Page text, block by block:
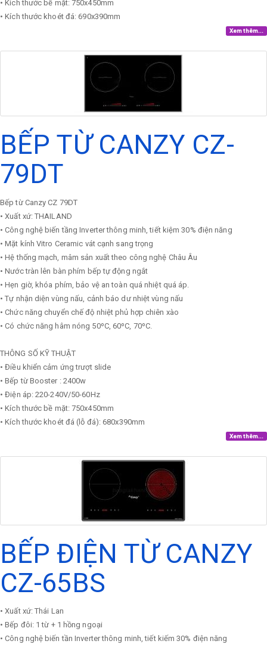
• Kích thước bề mặt: 750x450mm
• Kích thước khoét đá: 690x390mm
Xem thêm...
BẾP TỪ CANZY CZ-
79DT
Bếp từ Canzy CZ 79DT
• Xuất xứ: THAILAND
• Công nghệ biến tầng Inverter thông minh, tiết kiệm 30% điện năng
• Mặt kính Vitro Ceramic vát cạnh sang trọng
• Hệ thống mạch, mâm sản xuất theo công nghệ Châu Âu
• Nước tràn lên bàn phím bếp tự động ngắt
• Hẹn giờ, khóa phím, bảo vệ an toàn quá nhiệt quá áp.
• Tự nhận diện vùng nấu, cảnh báo dư nhiệt vùng nấu
• Chức năng chuyển chế độ nhiệt phủ hợp chiên xào
• Có chức năng hâm nóng 50ºC, 60ºC, 70ºC.
THÔNG SỐ KỸ THUẬT
• Điều khiển cảm ứng trượt slide
• Bếp từ Booster : 2400w
• Điện áp: 220-240V/50-60Hz
• Kích thước bề mặt: 750x450mm
• Kích thước khoét đá (lỗ đá): 680x390mm
Xem thêm...
BẾP ĐIỆN TỪ CANZY
CZ-65BS
• Xuất xứ: Thái Lan
• Bếp đôi: 1 từ + 1 hồng ngoại
• Công nghệ biến tần Inverter thông minh, tiết kiếm 30% điện năng